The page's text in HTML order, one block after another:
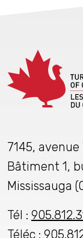
7145,
Bâtiment 1,
Mississauga
Tél :
Téléc :